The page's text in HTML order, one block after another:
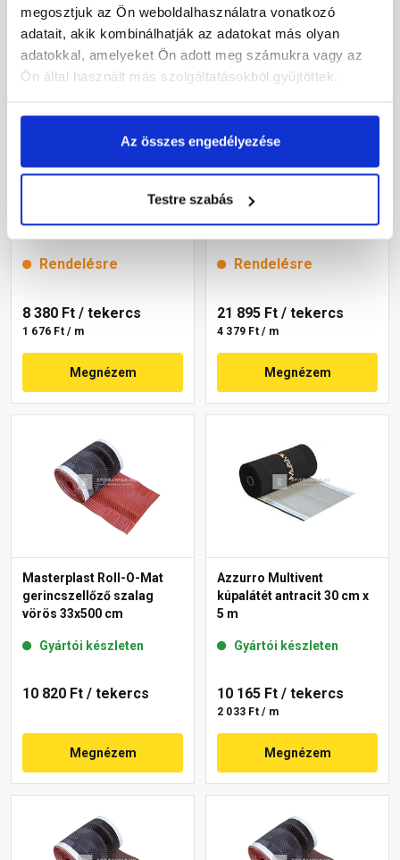
megosztjuk az Ön weboldalhasználatra vonatkozó
adatait, akik kombinálhatják az adatokat más olyan
adatokkal, amelyeket Ön adott meg számukra vagy az
Ön által használt más szolgáltatásokból gyűjtöttek.
Az összes engedélyezése
Testre szabás
Rendelésre
8 380 Ft / tekercs
1 676 Ft / m
Megnézem
Bramac Figarol Plus
Rendelésre
21 895 Ft / tekercs
4 379 Ft / m
Megnézem
Masterplast Roll-O-Mat
gerincszellőző szalag
vörös 33x500 cm
Gyártói készleten
10 820 Ft / tekercs
Megnézem
Azzurro Multivent
kúpalátét antracit 30 cm x
5 m
Gyártói készleten
10 165 Ft / tekercs
2 033 Ft / m
Megnézem